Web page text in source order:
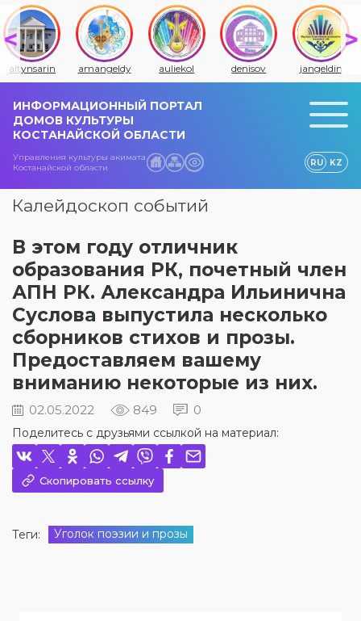
altynsarin amangeldy auliekol denisov jangeldin
ИНФОРМАЦИОННЫЙ ПОРТАЛ
ДОМОВ КУЛЬТУРЫ
КОСТАНАЙСКОЙ ОБЛАСТИ
Управления культуры акимата
Костанайской области
RU KZ
Калейдоскоп событий
В этом году отличник
образования РК, почетный член
АПН РК. Александра Ильинична
Суслова выпустила несколько
сборников стихов и прозы.
Предоставляем вашему
вниманию некоторые из них.
02.05.2022 849 0
Поделитесь с друзьями ссылкой на материал:
Скопировать ссылку
Теги: Уголок поэзии и прозы